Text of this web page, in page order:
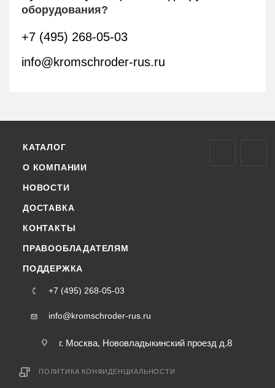
оборудования?
+7 (495) 268-05-03
info@kromschroder-rus.ru
КАТАЛОГ
О КОМПАНИИ
НОВОСТИ
ДОСТАВКА
КОНТАКТЫ
ПРАВООБЛАДАТЕЛЯМ
ПОДДЕРЖКА
+7 (495) 268-05-03
info@kromschroder-rus.ru
г. Москва, Нововладыкинский проезд д.8
ПОЛИТИКА КОНФИДЕНЦИАЛЬНОСТИ